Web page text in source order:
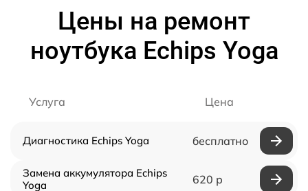
Цены на ремонт
ноутбука Echips Yoga
Услуга Цена
Диагностика Echips Yoga бесплатно
Замена аккумулятора Echips
Yoga
620 р